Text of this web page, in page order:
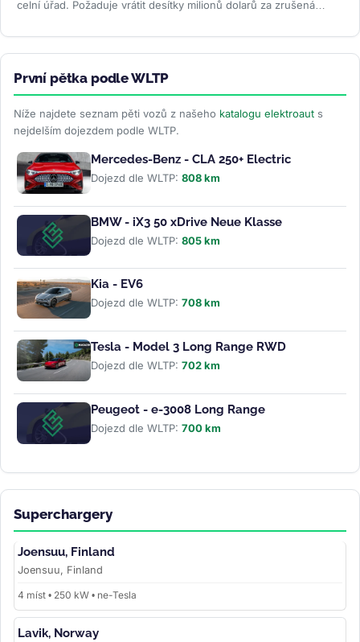
celní úřad. Požaduje vrátit desítky milionů dolarů za zrušená
První pětka podle WLTP
Níže najdete seznam pěti vozů z našeho katalogu elektroaut s
nejdelším dojezdem podle WLTP.
Mercedes-Benz - CLA 250+ Electric
Dojezd dle WLTP: 808 km
BMW - iX3 50 xDrive Neue Klasse
Dojezd dle WLTP: 805 km
Kia - EV6
Dojezd dle WLTP: 708 km
Tesla - Model 3 Long Range RWD
Dojezd dle WLTP: 702 km
Peugeot - e-3008 Long Range
Dojezd dle WLTP: 700 km
Superchargery
Joensuu, Finland
Joensuu, Finland
4 míst • 250 kW • ne-Tesla
Lavik, Norway